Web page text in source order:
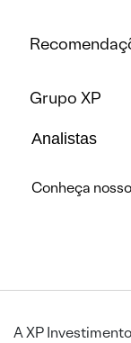
Grupo XP
Analistas
Conheça
A XP